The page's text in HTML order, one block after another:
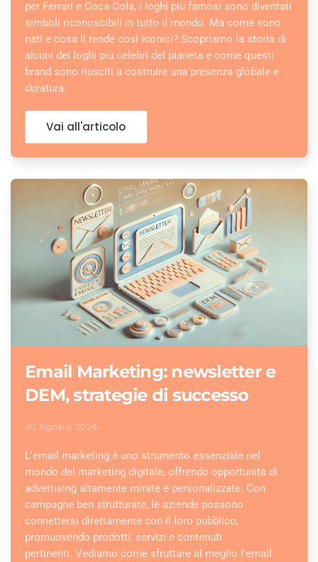
per Ferrari e Coca-Cola, i loghi più famosi sono diventati
simboli riconoscibili in tutto il mondo. Ma come sono
nati e cosa li rende così iconici? Scopriamo la storia di
alcuni dei loghi più celebri del pianeta e come questi
brand sono riusciti a costruire una presenza globale e
duratura.
Vai all'articolo
Email Marketing: newsletter e
DEM, strategie di successo
30 Agosto 2024
L'email marketing è uno strumento essenziale nel
mondo del marketing digitale, offrendo opportunità di
advertising altamente mirate e personalizzate. Con
campagne ben strutturate, le aziende possono
connettersi direttamente con il loro pubblico,
promuovendo prodotti, servizi e contenuti
pertinenti. Vediamo come sfruttare al meglio l'email